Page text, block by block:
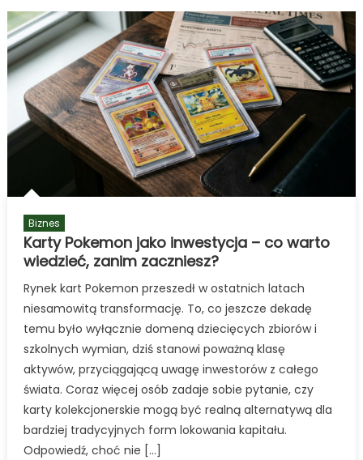
czego
nie
wiesz
o
bezpieczeństwie
swojej
instalacji?
Biznes
Karty Pokemon jako inwestycja – co warto
wiedzieć, zanim zaczniesz?
Rynek kart Pokemon przeszedł w ostatnich latach
niesamowitą transformację. To, co jeszcze dekadę
temu było wyłącznie domeną dziecięcych zbiorów i
szkolnych wymian, dziś stanowi poważną klasę
aktywów, przyciągającą uwagę inwestorów z całego
świata. Coraz więcej osób zadaje sobie pytanie, czy
karty kolekcjonerskie mogą być realną alternatywą dla
bardziej tradycyjnych form lokowania kapitału.
Odpowiedź, choć nie […]